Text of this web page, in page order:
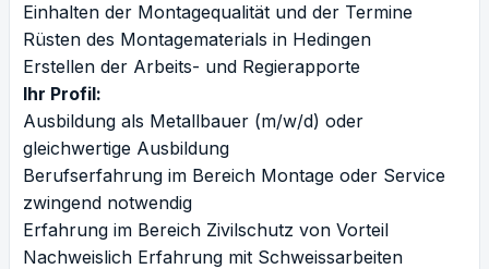
Einhalten der Montagequalität und der Termine
Rüsten des Montagematerials in Hedingen
Erstellen der Arbeits- und Regierapporte
Ihr Profil:
Ausbildung als Metallbauer (m/w/d) oder
gleichwertige Ausbildung
Berufserfahrung im Bereich Montage oder Service
zwingend notwendig
Erfahrung im Bereich Zivilschutz von Vorteil
Nachweislich Erfahrung mit Schweissarbeiten